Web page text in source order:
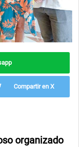
Compartir en X
organizado